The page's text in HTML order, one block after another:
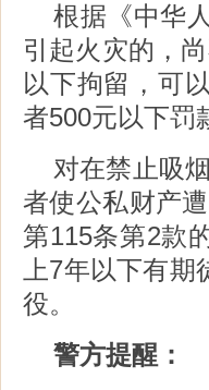
根据《中华
引起火灾的，
以下拘留，可
者500元以下罚
对在禁止吸
者使公私财产
第115条第2款
上7年以下有
役。
警方提醒：